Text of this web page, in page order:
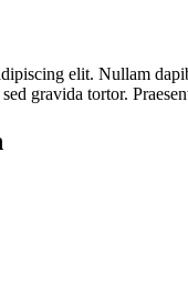
elit. Nullam
sed gravida tortor.